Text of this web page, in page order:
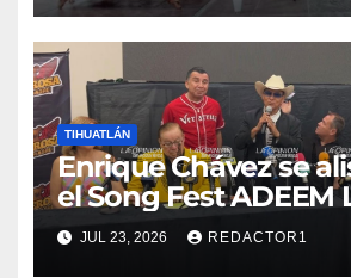
TIHUATLÁN
Enrique Chávez se
el Song Fest ADEEM
JUL 23, 2026 REDACTOR1